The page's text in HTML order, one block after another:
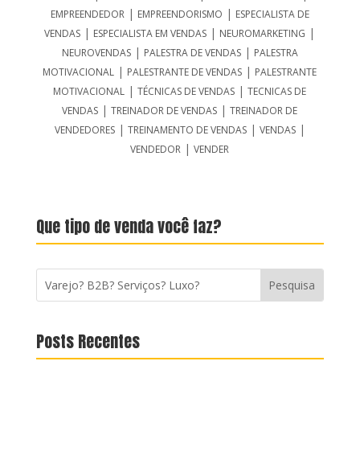
EMPREENDEDOR| EMPREENDORISMO | ESPECIALISTA DE
VENDAS | ESPECIALISTA EM VENDAS | NEUROMARKETING |
NEUROVENDAS| PALESTRA DE VENDAS| PALESTRA
MOTIVACIONAL | PALESTRANTE DE VENDAS | PALESTRANTE
MOTIVACIONAL |TÉCNICAS DE VENDAS |TECNICAS DE
VENDAS |TREINADOR DE VENDAS |TREINADOR DE
VENDEDORES| TREINAMENTO DE VENDAS| VENDAS|
VENDEDOR |VENDER
Que tipo de venda você faz?
Posts Recentes